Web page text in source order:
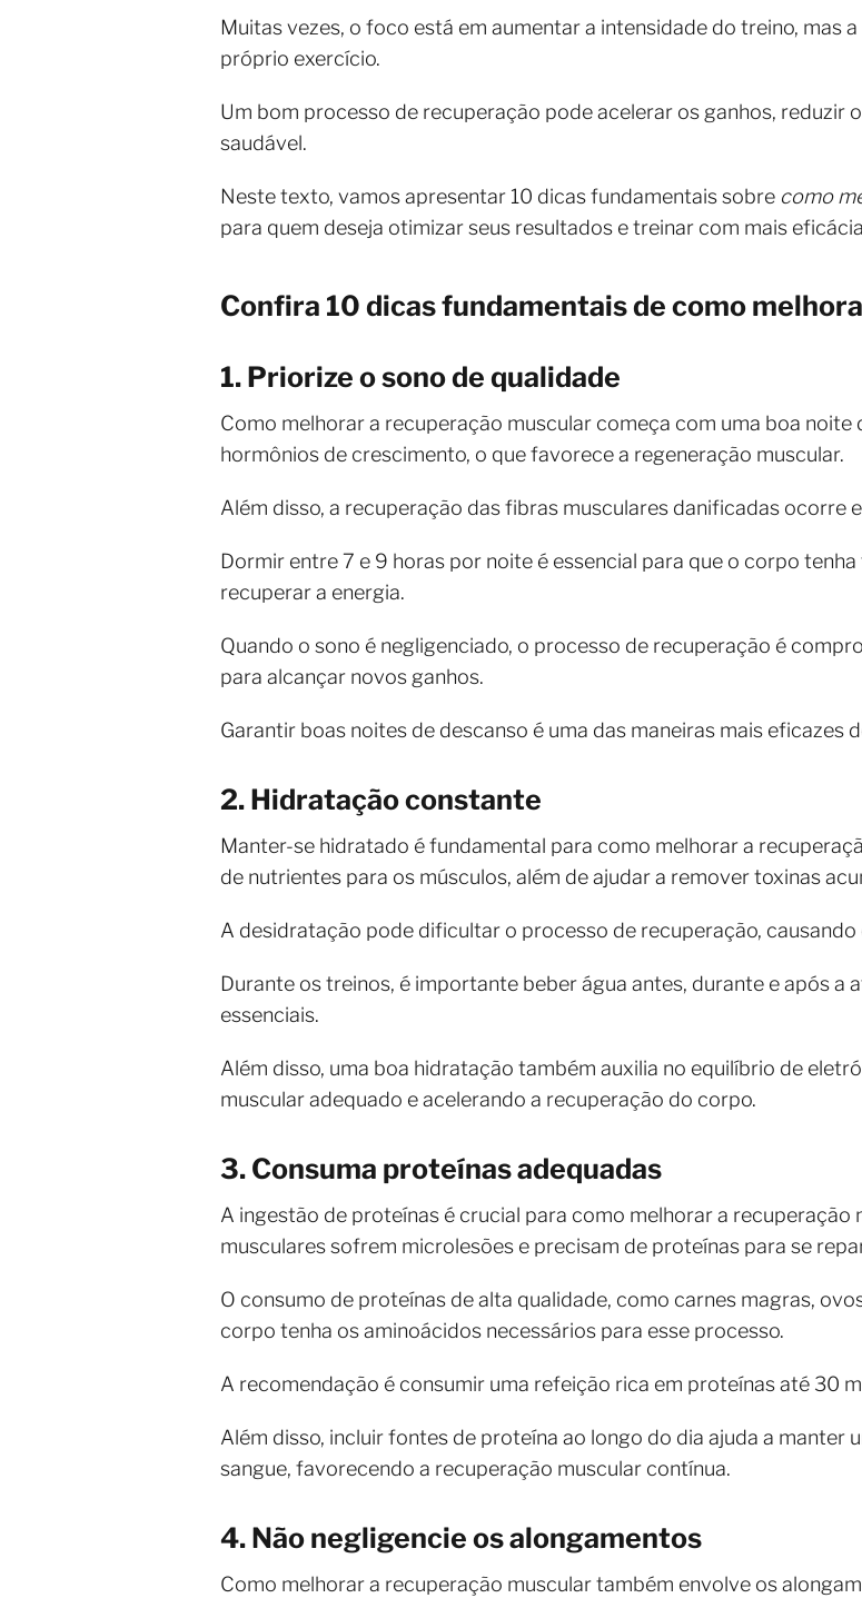
Muitas vezes, o foco está em aumentar a intensidade do treino, mas
próprio exercício.
Um bom processo de recuperação pode acelerar os ganhos, reduzir
saudável.
Neste texto, vamos apresentar 10 dicas fundamentais sobre como
para quem deseja otimizar seus resultados e treinar com mais
Confira 10 dicas fundamentais de como
1. Priorize o sono de qualidade
Como melhorar a recuperação muscular começa com uma boa noite
hormônios de crescimento, o que favorece a regeneração muscular.
Além disso, a recuperação das fibras musculares danificadas ocorre
Dormir entre 7 e 9 horas por noite é essencial para que o corpo
recuperar a energia.
Quando o sono é negligenciado, o processo de recuperação é
para alcançar novos ganhos.
Garantir boas noites de descanso é uma das maneiras mais eficazes
2. Hidratação constante
Manter-se hidratado é fundamental para como melhorar a
de nutrientes para os músculos, além de ajudar a remover toxinas
A desidratação pode dificultar o processo de recuperação,
Durante os treinos, é importante beber água antes, durante e após a
essenciais.
Além disso, uma boa hidratação também auxilia no equilíbrio de
muscular adequado e acelerando a recuperação do corpo.
3. Consuma proteínas adequadas
A ingestão de proteínas é crucial para como melhorar a recuperação
musculares sofrem microlesões e precisam de proteínas para se
O consumo de proteínas de alta qualidade, como carnes magras,
corpo tenha os aminoácidos necessários para esse processo.
A recomendação é consumir uma refeição rica em proteínas até 30
Além disso, incluir fontes de proteína ao longo do dia ajuda a manter
sangue, favorecendo a recuperação muscular contínua.
4. Não negligencie os alongamentos
Como melhorar a recuperação muscular também envolve os